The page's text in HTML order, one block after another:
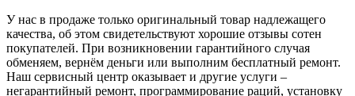
У нас в продаже только оригинальный товар надлежащего
качества, об этом свидетельствуют хорошие отзывы сотен
покупателей. При возникновении гарантийного случая
обменяем, вернём деньги или выполним бесплатный ремонт.
Наш сервисный центр оказывает и другие услуги –
негарантийный ремонт, программирование раций, установку